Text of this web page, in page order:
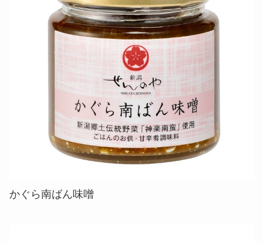
かぐら南ばん味噌